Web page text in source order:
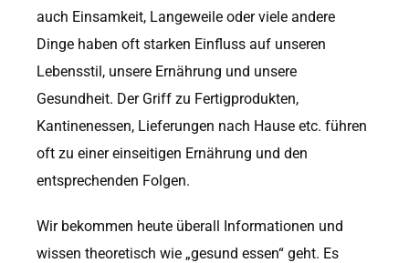
auch Einsamkeit, Langeweile oder viele andere
Dinge haben oft starken Einfluss auf unseren
Lebensstil, unsere Ernährung und unsere
Gesundheit. Der Griff zu Fertigprodukten,
Kantinenessen, Lieferungen nach Hause etc. führen
oft zu einer einseitigen Ernährung und den
entsprechenden Folgen.
Wir bekommen heute überall Informationen und
wissen theoretisch wie „gesund essen“ geht. Es